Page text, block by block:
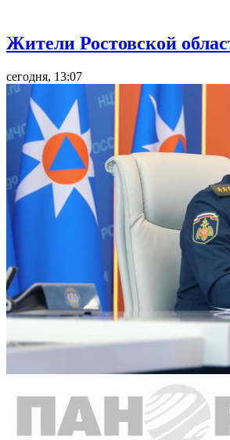
Жители Ростовской
сегодня, 13:07